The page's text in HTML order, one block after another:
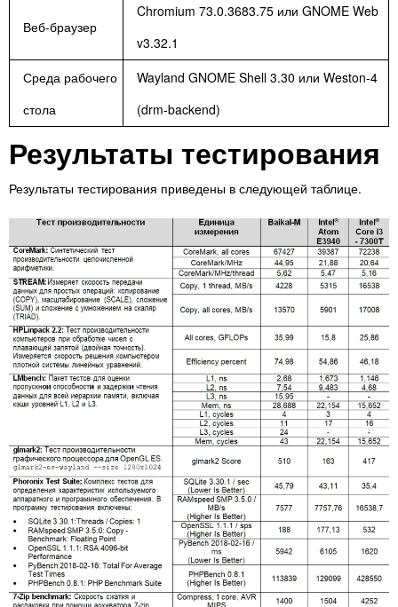
Веб-браузер
Chromium 73.0.3683.75 или GNOME Web
v3.32.1
Среда рабочего
стола
Wayland GNOME Shell 3.30 или Weston-4
(drm-backend)
Результаты тестирования
Результаты тестирования приведены в следующей таблице.